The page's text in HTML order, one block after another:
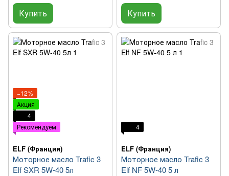
Купить Купить
−12%
Акция
4
Рекомендуем
ELF (Франция)
Моторное масло Trafic 3
Elf SXR 5W-40 5л
4
ELF (Франция)
Моторное масло Trafic 3
Elf NF 5W-40 5 л